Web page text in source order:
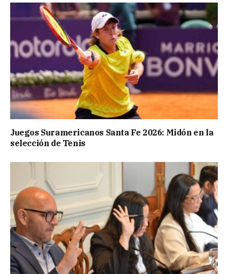
Juegos Suramericanos Santa Fe 2026: Midón en la
selección de Tenis